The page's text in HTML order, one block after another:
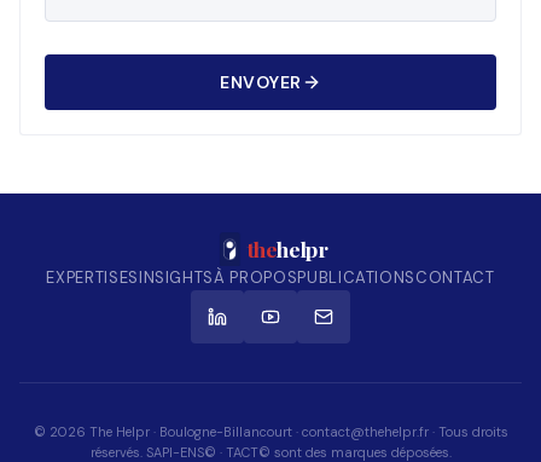
ENVOYER
thehelpr
EXPERTISESINSIGHTSÀ PROPOSPUBLICATIONSCONTACT
© 2026 The Helpr · Boulogne-Billancourt · contact@thehelpr.fr · Tous droits
réservés. SAPI-ENS© · TACT© sont des marques déposées.